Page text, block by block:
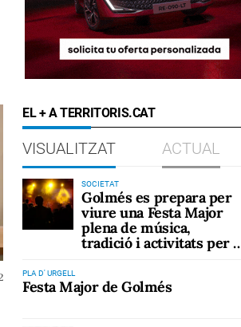
EL + A TERRITORIS.CAT
VISUALITZAT ACTUAL
SOCIETAT
Golmés es prepara per
viure una Festa Major
plena de música,
tradició i activitats per a
PLA D' URGELL
Festa Major de Golmés